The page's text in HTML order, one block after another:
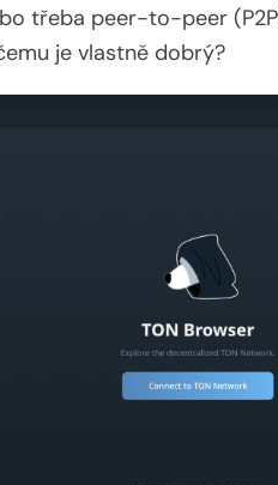
třeba peer-to-peer
je vlastně dobrý?